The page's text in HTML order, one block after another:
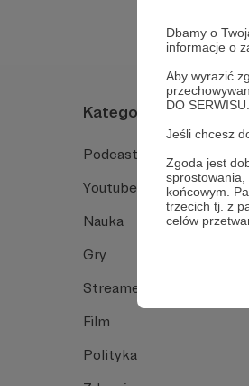
Dbamy o
informacje o
Aby wyrazić
DO SERWISU.
Jeśli chcesz
Zgoda jest
końcowym.
trzecich tj. z
celów
Kategorie
Podcast
Youtube
Nauka
Gry
Streamerzy
Film
Polityka